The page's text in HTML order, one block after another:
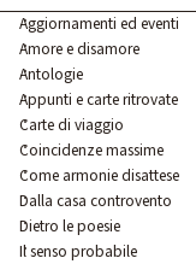
Aggiornamenti ed eventi
Amore e disamore
Antologie
Appunti e carte ritrovate
Carte di viaggio
Coincidenze massime
Come armonie disattese
Dalla casa controvento
Dietro le poesie
Il senso probabile